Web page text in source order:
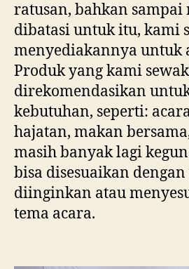
ratusan, bahkan
dibatasi untuk itu, kami
menyediakannya untuk
Produk yang kami
direkomendasikan
kebutuhan, seperti:
hajatan, makan
masih banyak lagi
bisa disesuaikan
diinginkan atau
tema acara.